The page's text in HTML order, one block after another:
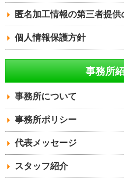
匿名加工情報の第三者提供
個人情報保護方針
事務所
事務所について
事務所ポリシー
代表メッセージ
スタッフ紹介